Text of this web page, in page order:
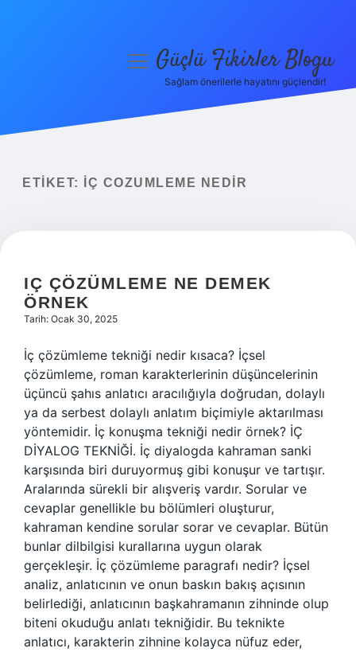
Yasal Uyarı
menüyüGüçlü Fikirler Blogu
Sağlam önerilerle hayatını güçlendir!
ETIKET: İÇ COZUMLEME NEDIR
IÇ ÇÖZÜMLEME NE DEMEK
ÖRNEK
Tarih: Ocak 30, 2025
İç çözümleme tekniği nedir kısaca? İçsel
çözümleme, roman karakterlerinin düşüncelerinin
üçüncü şahıs anlatıcı aracılığıyla doğrudan, dolaylı
ya da serbest dolaylı anlatım biçimiyle aktarılması
yöntemidir. İç konuşma tekniği nedir örnek? İÇ
DİYALOG TEKNİĞİ. İç diyalogda kahraman sanki
karşısında biri duruyormuş gibi konuşur ve tartışır.
Aralarında sürekli bir alışveriş vardır. Sorular ve
cevaplar genellikle bu bölümleri oluşturur,
kahraman kendine sorular sorar ve cevaplar. Bütün
bunlar dilbilgisi kurallarına uygun olarak
gerçekleşir. İç çözümleme paragrafı nedir? İçsel
analiz, anlatıcının ve onun baskın bakış açısının
belirlediği, anlatıcının başkahramanın zihninde olup
biteni okuduğu anlatı tekniğidir. Bu teknikte
anlatıcı, karakterin zihnine kolayca nüfuz eder,